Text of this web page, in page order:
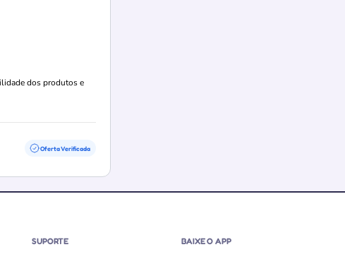
dos produtos e
Oferta Verificada
SUPORTE BAIXE O APP